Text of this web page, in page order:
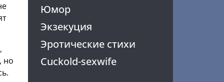
Юмор
Экзекуция
Эротические стихи
Cuckold-sexwife
но